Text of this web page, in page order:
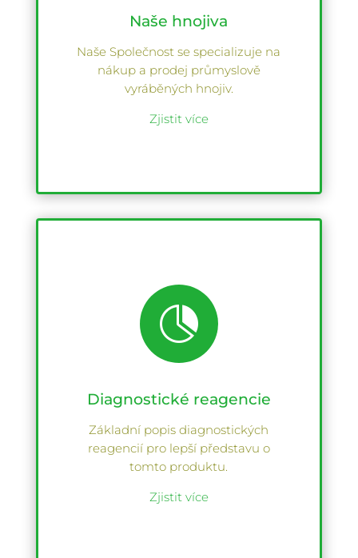
Naše hnojiva
Naše Společnost se specializuje na
nákup a prodej průmyslově
vyráběných hnojiv.
Zjistit více

Diagnostické reagencie
Základní popis diagnostických
reagencií pro lepší představu o
tomto produktu.
Zjistit více